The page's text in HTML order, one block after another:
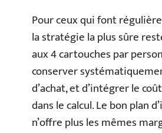
Pour ceux qui font
la stratégie la plus sûre
aux 4 cartouches par
conserver
d’achat, et d’intégrer le
dans le calcul. Le bon plan
n’offre plus les mêmes